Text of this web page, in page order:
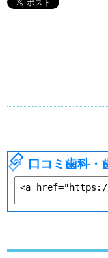
口コミ歯科